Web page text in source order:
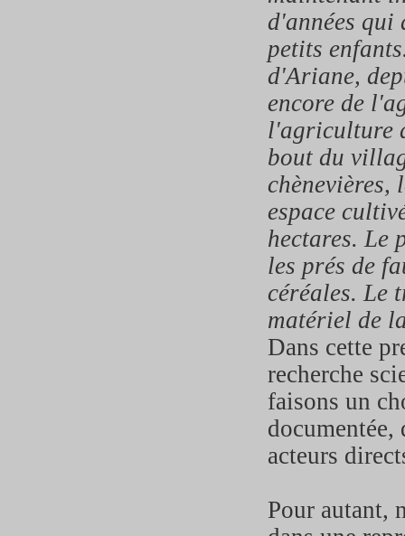
d'années
petits
d'Ariane,
encore de
l'agriculture
bout du
chènevières,
espace
hectares. Le
les prés de
céréales. Le
matériel de
Dans cette
recherche
faisons un
documentée,
acteurs
Pour autant,